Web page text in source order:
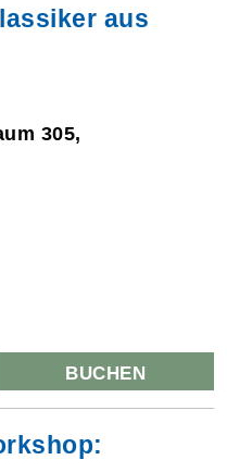
aus
305,
BUCHEN